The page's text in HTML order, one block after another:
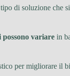
di soluzione che
variare in
per migliorare il